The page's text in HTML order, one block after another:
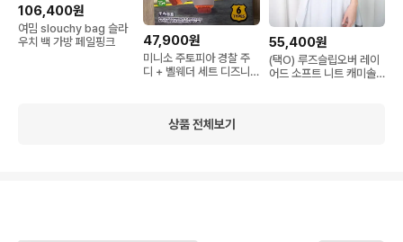
106,400원
여밈 slouchy bag 슬라
우치 백 가방 페일핑크
47,900원
미니소 주토피아 경찰 주
디 + 벨웨더 세트 디즈니
55,400원
(택O) 루즈슬립오버 레이
어드 소프트 니트 캐미솔
상품 전체보기